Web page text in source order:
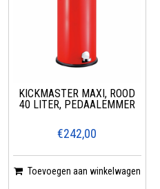
KICKMASTER MAXI, ROOD
40 LITER, PEDAALEMMER
€242,00
Toevoegen aan winkelwagen